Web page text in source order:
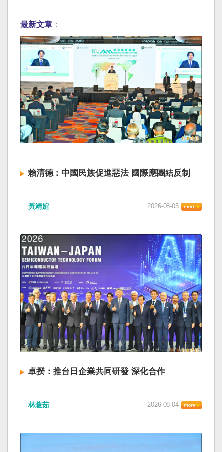
最新文章：
賴清德：中國民族促進惡法 國際應團結反制
黃靖媗 2026-08-05
卓揆：推台日企業共同研發 深化合作
林薏茹 2026-08-04